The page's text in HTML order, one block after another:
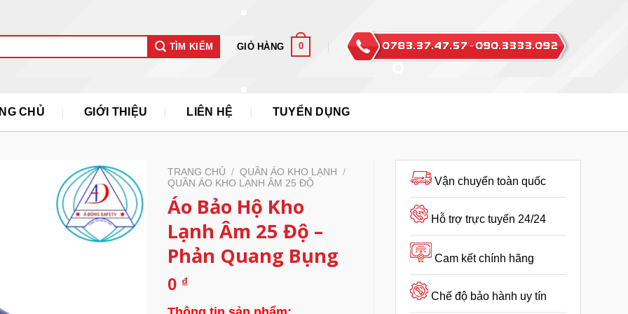
TÌM KIẾM GIỎ HÀNG 0
CHỦ GIỚI THIỆU LIÊN HỆ TUYỂN DỤNG
TRANG CHỦ / QUẦN ÁO KHO LẠNH
/
QUẦN ÁO KHO LẠNH ÂM 25 ĐỘ
Áo Bảo Hộ Kho
Lạnh Âm 25 Độ –
Phản Quang Bụng
0 ₫
Vận chuyển toàn quốc
Hỗ trợ trực tuyến 24/24
Cam kết chính hãng
Chế độ bảo hành uy tín